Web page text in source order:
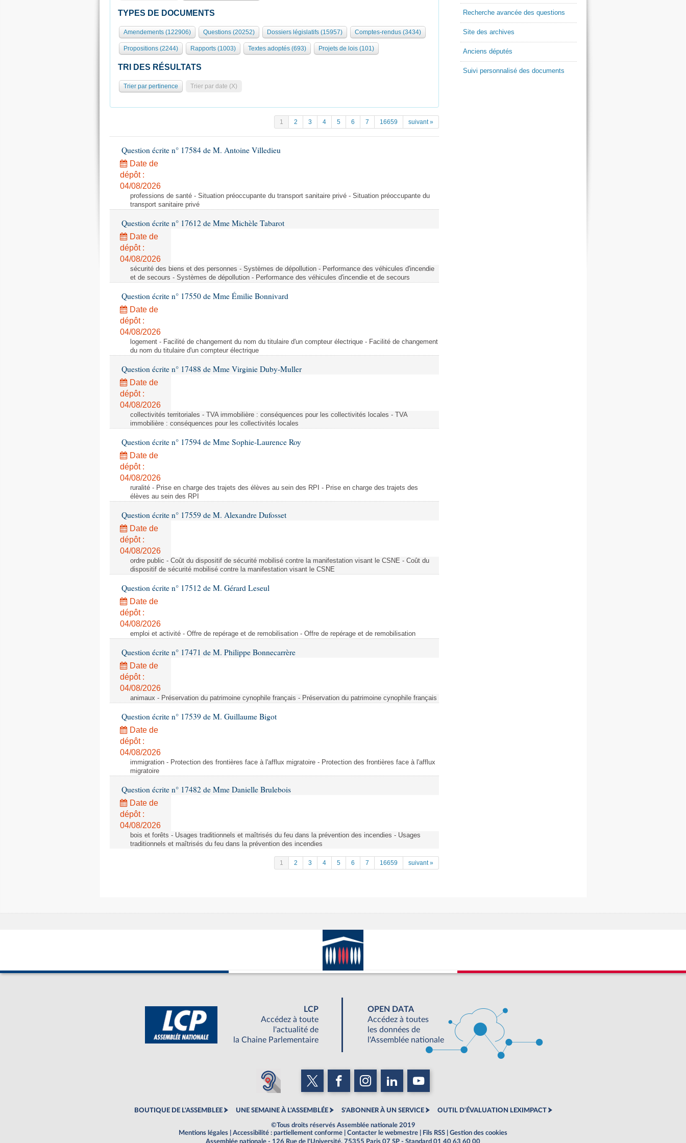
TYPES DE DOCUMENTS
Amendements (122906) Questions (20252) Dossiers législatifs (15957) Comptes-rendus (3434)
Propositions (2244) Rapports (1003) Textes adoptés (693) Projets de lois (101)
TRI DES RÉSULTATS
Trier par pertinence Trier par date (X)
1 2 3 4 5 6 7 16659 suivant »
Question écrite n° 17584 de M. Antoine Villedieu
Date de
dépôt :
04/08/2026
professions de santé - Situation préoccupante du transport sanitaire privé - Situation préoccupante du
transport sanitaire privé
Question écrite n° 17612 de Mme Michèle Tabarot
Date de
dépôt :
04/08/2026
sécurité des biens et des personnes - Systèmes de dépollution - Performance des véhicules d'incendie
et de secours - Systèmes de dépollution - Performance des véhicules d'incendie et de secours
Question écrite n° 17550 de Mme Émilie Bonnivard
Date de
dépôt :
04/08/2026
logement - Facilité de changement du nom du titulaire d'un compteur électrique - Facilité de changement
du nom du titulaire d'un compteur électrique
Question écrite n° 17488 de Mme Virginie Duby-Muller
Date de
dépôt :
04/08/2026
collectivités territoriales - TVA immobilière : conséquences pour les collectivités locales - TVA
immobilière : conséquences pour les collectivités locales
Question écrite n° 17594 de Mme Sophie-Laurence Roy
Date de
dépôt :
04/08/2026
ruralité - Prise en charge des trajets des élèves au sein des RPI - Prise en charge des trajets des
élèves au sein des RPI
Question écrite n° 17559 de M. Alexandre Dufosset
Date de
dépôt :
04/08/2026
ordre public - Coût du dispositif de sécurité mobilisé contre la manifestation visant le CSNE - Coût du
dispositif de sécurité mobilisé contre la manifestation visant le CSNE
Question écrite n° 17512 de M. Gérard Leseul
Date de
dépôt :
04/08/2026
emploi et activité - Offre de repérage et de remobilisation - Offre de repérage et de remobilisation
Question écrite n° 17471 de M. Philippe Bonnecarrère
Date de
dépôt :
04/08/2026
animaux - Préservation du patrimoine cynophile français - Préservation du patrimoine cynophile français
Question écrite n° 17539 de M. Guillaume Bigot
Date de
dépôt :
04/08/2026
immigration - Protection des frontières face à l'afflux migratoire - Protection des frontières face à l'afflux
migratoire
Question écrite n° 17482 de Mme Danielle Brulebois
Date de
dépôt :
04/08/2026
bois et forêts - Usages traditionnels et maîtrisés du feu dans la prévention des incendies - Usages
traditionnels et maîtrisés du feu dans la prévention des incendies
1 2 3 4 5 6 7 16659 suivant »
Recherche avancée des questions
Site des archives
Anciens députés
Suivi personnalisé des documents
LCP
Accédez à toute
l'actualité de
la Chaine Parlementaire
OPEN DATA
Accédez à toutes
les données de
l'Assemblée nationale
BOUTIQUE DE L'ASSEMBLEE UNE SEMAINE À L'ASSEMBLÉE S'ABONNER À UN SERVICE OUTIL D'ÉVALUATION LEXIMPACT
©Tous droits réservés Assemblée nationale 2019
Mentions légales
Accessibilité : partiellement conforme Contacter le webmestre Fils RSS
Gestion des cookies
Assemblée nationale - 126 Rue de l'Université, 75355 Paris 07 SP - Standard 01 40 63 60 00